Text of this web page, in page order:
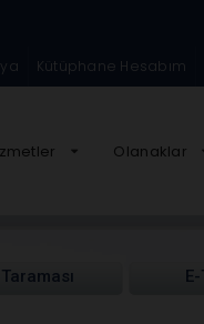
Kütüphane Hesabım
Olanaklar